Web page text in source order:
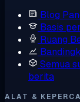
Blog
Basis
Ruang
Semua
berita
ALAT &